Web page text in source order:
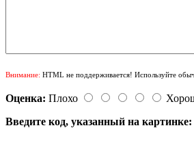
Внимание: HTML не поддерживается! Используйте
Оценка: Плохо
Введите код, указанный на картинке: